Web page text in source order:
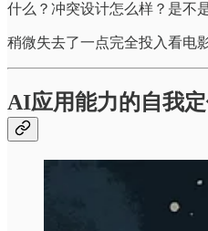
什么？冲突设计怎么样？是不
稍微失去了一点完全投入看电
AI应用能力的自我